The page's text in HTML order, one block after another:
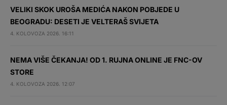
VELIKI SKOK UROŠA MEDIĆA NAKON POBJEDE U
BEOGRADU: DESETI JE VELTERAŠ SVIJETA
4. KOLOVOZA 2026. 16:11
NEMA VIŠE ČEKANJA! OD 1. RUJNA ONLINE JE FNC-OV
STORE
4. KOLOVOZA 2026. 12:07